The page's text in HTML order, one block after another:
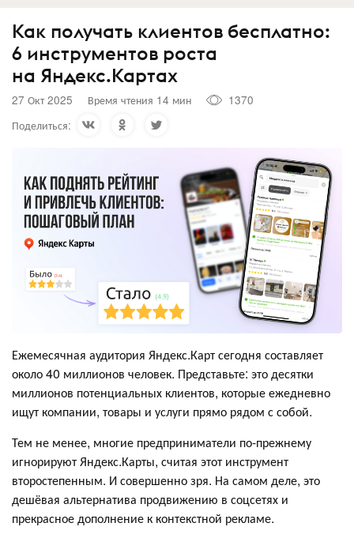
Как получать клиентов бесплатно:
6 инструментов роста
на Яндекс.Картах
27 Окт 2025 Время чтения 14 мин
1370
Поделиться:
Ежемесячная аудитория Яндекс.Карт сегодня составляет
около 40 миллионов человек. Представьте: это десятки
миллионов потенциальных клиентов, которые ежедневно
ищут компании, товары и услуги прямо рядом с собой.
Тем не менее, многие предприниматели по-прежнему
игнорируют Яндекс.Карты, считая этот инструмент
второстепенным. И совершенно зря. На самом деле, это
дешёвая альтернатива продвижению в соцсетях и
прекрасное дополнение к контекстной рекламе.